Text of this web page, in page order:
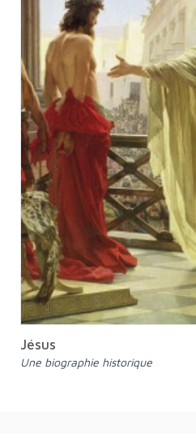
Jésus
Une biographie historique